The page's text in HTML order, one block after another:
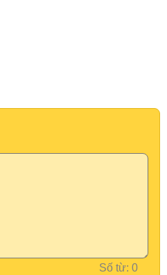
Số từ: